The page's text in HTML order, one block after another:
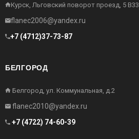
Курск, Льговский поворот проезд, 5 В33
flanec2006@yandex.ru
+7 (4712)37-73-87
БЕЛГОРОД
Белгород, ул. Коммунальная, д.2
flanec2010@yandex.ru
+7 (4722) 74-60-39